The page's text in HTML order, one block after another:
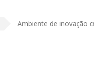
Ambiente de inovação